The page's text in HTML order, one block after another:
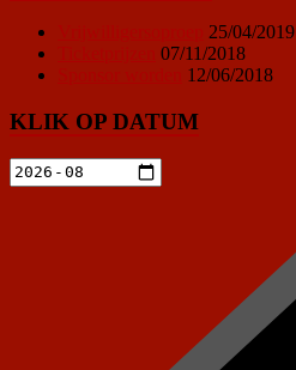
25/04/2019
07/11/2018
12/06/2018
KLIK OP DATUM